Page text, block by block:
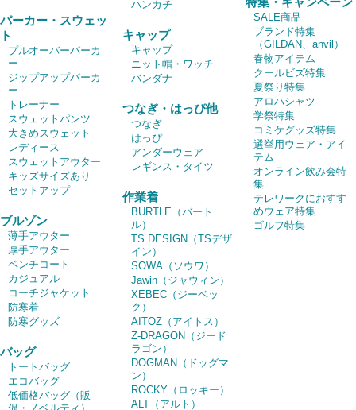
パーカー・スウェッ
ト
プルオーバーパーカ
ー
ジップアップパーカ
ー
トレーナー
スウェットパンツ
大きめスウェット
レディース
スウェットアウター
キッズサイズあり
セットアップ
ブルゾン
薄手アウター
厚手アウター
ベンチコート
カジュアル
コーチジャケット
防寒着
防寒グッズ
バッグ
トートバッグ
エコバッグ
低価格バッグ（販
ハンカチ
キャップ
キャップ
ニット帽・ワッチ
バンダナ
つなぎ・はっぴ他
つなぎ
はっぴ
アンダーウェア
レギンス・タイツ
作業着
BURTLE（バート
ル）
TS DESIGN（TSデザ
イン）
SOWA（ソウワ）
Jawin（ジャウィン）
XEBEC（ジーベッ
ク）
AITOZ（アイトス）
Z-DRAGON（ジード
ラゴン）
DOGMAN（ドッグマ
ン）
ROCKY（ロッキー）
ALT（アルト）
SALE商品
ブランド特集
（GILDAN、anvil）
春物アイテム
クールビズ特集
夏祭り特集
アロハシャツ
学祭特集
コミケグッズ特集
選挙用ウェア・アイ
テム
オンライン飲み会特
集
テレワークにおすす
めウェア特集
ゴルフ特集